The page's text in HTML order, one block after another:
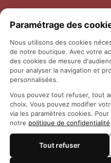
Politique de retour et
Coordonnées
Questions fréquemment
© 2026
Paramétrage des
Nous utilisons des cookies
de notre boutique. Avec votre
des cookies de mesure
pour analyser la navigation et
personnalisées.
Vous pouvez tout refuser, tout
choix. Vous pouvez modifier
via les paramètres cookies.
notre politique de confidentialité.
Tout refuser